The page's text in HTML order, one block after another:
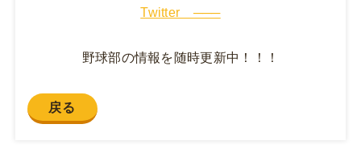
Twitter ───
野球部の情報を随時更新中！！！
戻る